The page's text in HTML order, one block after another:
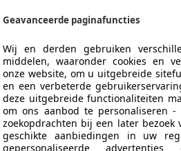
Geavanceerde paginafuncties
Wij en derden gebruiken
middelen, waaronder cookies en
onze website, om u uitgebreide
en een verbeterde
deze uitgebreide functionaliteiten
om ons aanbod te personaliseren
zoekopdrachten bij een later bezoek
geschikte aanbiedingen in uw
gepersonaliseerde